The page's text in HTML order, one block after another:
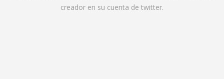
creador en su cuenta de twitter.